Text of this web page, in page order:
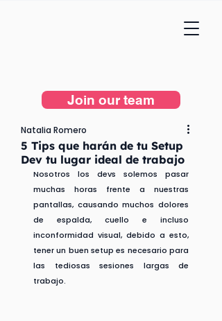
Join our team
5 Tips que harán de tu Setup
Dev tu lugar ideal de trabajo
Natalia Romero
Nosotros los devs solemos pasar
muchas horas frente a nuestras
pantallas, causando muchos dolores
de espalda, cuello e incluso
inconformidad visual, debido a esto,
tener un buen setup es necesario para
las tediosas sesiones largas de
trabajo.